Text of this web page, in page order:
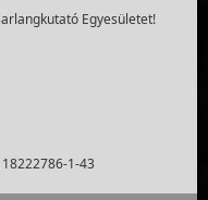
Egyesületet!
1-43